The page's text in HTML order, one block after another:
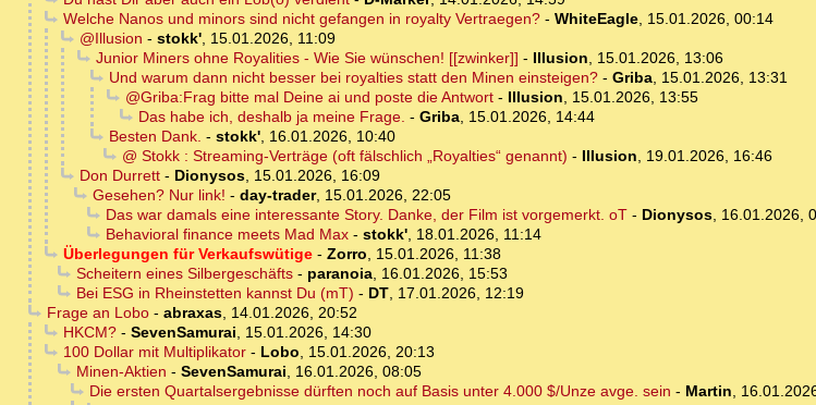
Welche Nanos und minors sind nicht gefangen in royalty Vertraegen?- WhiteEagle, 15.01.2026, 00:14
@Illusion - stokk', 15.01.2026, 11:09
Junior Miners ohne Royalities - Wie Sie wünschen! [[zwinker]] - Illusion, 15.01.2026, 13:06
Und warum dann nicht besser bei royalties statt den Minen einsteigen?- Griba, 15.01.2026, 13:31
@Griba:Frag bitte mal Deine ai und poste die Antwort- Illusion, 15.01.2026, 13:55
Das habe ich, deshalb ja meine Frage. - Griba, 15.01.2026, 14:44
Besten Dank. - stokk', 16.01.2026, 10:40
@ Stokk : Streaming‑Verträge (oft fälschlich „Royalties“ genannt) - Illusion, 19.01.2026, 16:46
Don Durrett- Dionysos, 15.01.2026, 16:09
Gesehen? Nur link! - day-trader, 15.01.2026, 22:05
Das war damals eine interessante Story. Danke, der Film ist vorgemerkt. oT- Dionysos, 16.01.2026,
Behavioral finance meets Mad Max- stokk', 18.01.2026, 11:14
Überlegungen für Verkaufswütige- Zorro, 15.01.2026, 11:38
Scheitern eines Silbergeschäfts- paranoia, 16.01.2026, 15:53
Bei ESG in Rheinstetten kannst Du (mT) - DT, 17.01.2026, 12:19
Frage an Lobo- abraxas, 14.01.2026, 20:52
HKCM?- SevenSamurai, 15.01.2026, 14:30
100 Dollar mit Multiplikator- Lobo, 15.01.2026, 20:13
Minen-Aktien - SevenSamurai, 16.01.2026, 08:05
Die ersten Quartalsergebnisse dürften noch auf Basis unter 4.000 $/Unze avge. sein - Martin,